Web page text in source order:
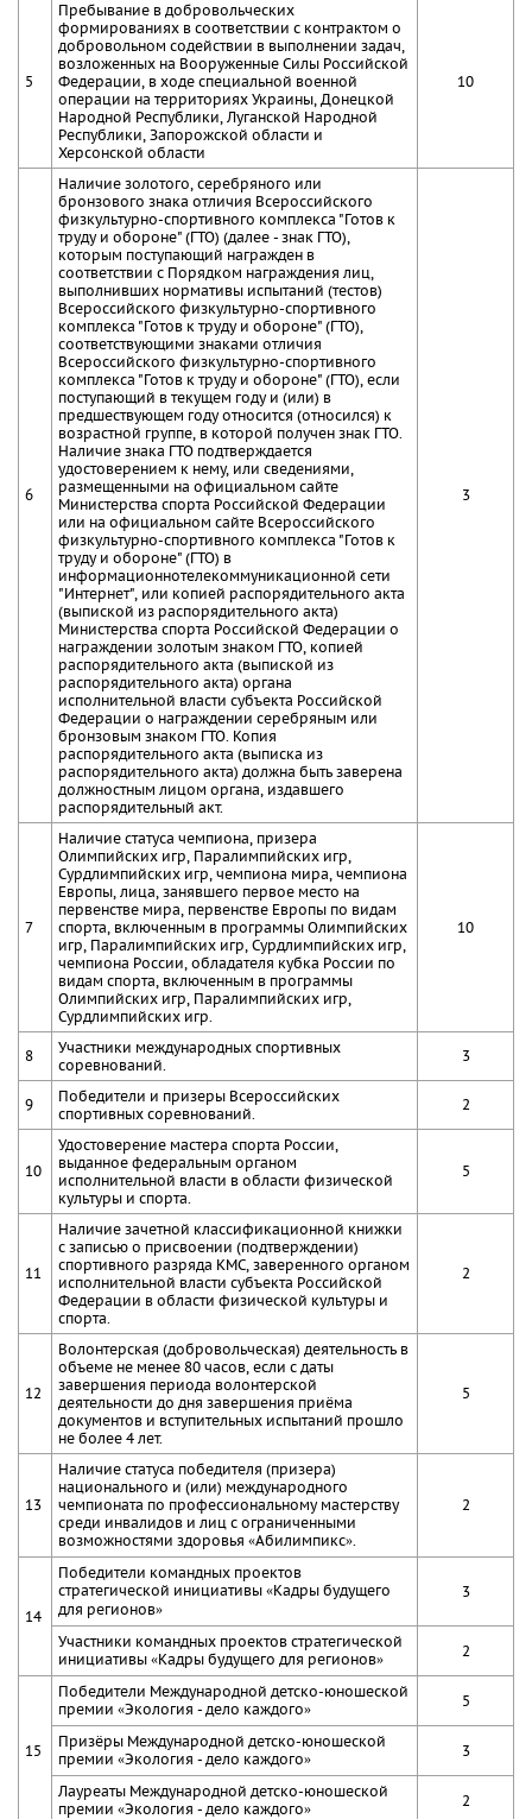
5
Пребывание в добровольческих
формированиях в соответствии с контрактом о
добровольном содействии в выполнении задач,
возложенных на Вооруженные Силы Российской
Федерации, в ходе специальной военной
операции на территориях Украины, Донецкой
Народной Республики, Луганской Народной
Республики, Запорожской области и
Херсонской области
10
6
Наличие золотого, серебряного или
бронзового знака отличия Всероссийского
физкультурно-спортивного комплекса "Готов к
труду и обороне" (ГТО) (далее - знак ГТО),
которым поступающий награжден в
соответствии с Порядком награждения лиц,
выполнивших нормативы испытаний (тестов)
Всероссийского физкультурно-спортивного
комплекса "Готов к труду и обороне" (ГТО),
соответствующими знаками отличия
Всероссийского физкультурно-спортивного
комплекса "Готов к труду и обороне" (ГТО), если
поступающий в текущем году и (или) в
предшествующем году относится (относился) к
возрастной группе, в которой получен знак ГТО.
Наличие знака ГТО подтверждается
удостоверением к нему, или сведениями,
размещенными на официальном сайте
Министерства спорта Российской Федерации
или на официальном сайте Всероссийского
физкультурно-спортивного комплекса "Готов к
труду и обороне" (ГТО) в
информационнотелекоммуникационной сети
"Интернет", или копией распорядительного акта
(выпиской из распорядительного акта)
Министерства спорта Российской Федерации о
награждении золотым знаком ГТО, копией
распорядительного акта (выпиской из
распорядительного акта) органа
исполнительной власти субъекта Российской
Федерации о награждении серебряным или
бронзовым знаком ГТО. Копия
распорядительного акта (выписка из
распорядительного акта) должна быть заверена
должностным лицом органа, издавшего
распорядительный акт.
3
7
Наличие статуса чемпиона, призера
Олимпийских игр, Паралимпийских игр,
Сурдлимпийских игр, чемпиона мира, чемпиона
Европы, лица, занявшего первое место на
первенстве мира, первенстве Европы по видам
спорта, включенным в программы Олимпийских
игр, Паралимпийских игр, Сурдлимпийских игр,
чемпиона России, обладателя кубка России по
видам спорта, включенным в программы
Олимпийских игр, Паралимпийских игр,
Сурдлимпийских игр.
10
8
Участники международных спортивных
соревнований.
3
9
Победители и призеры Всероссийских
спортивных соревнований.
2
10
Удостоверение мастера спорта России,
выданное федеральным органом
исполнительной власти в области физической
культуры и спорта.
5
11
Наличие зачетной классификационной книжки
с записью о присвоении (подтверждении)
спортивного разряда КМС, заверенного органом
исполнительной власти субъекта Российской
Федерации в области физической культуры и
спорта.
2
12
Волонтерская (добровольческая) деятельность в
объеме не менее 80 часов, если с даты
завершения периода волонтерской
деятельности до дня завершения приёма
документов и вступительных испытаний прошло
не более 4 лет.
5
13
Наличие статуса победителя (призера)
национального и (или) международного
чемпионата по профессиональному мастерству
среди инвалидов и лиц с ограниченными
возможностями здоровья «Абилимпикс».
2
14
Победители командных проектов
стратегической инициативы «Кадры будущего
для регионов»
3
Участники командных проектов стратегической
инициативы «Кадры будущего для регионов»
2
15
Победители Международной детско-юношеской
премии «Экология - дело каждого»
5
Призёры Международной детско-юношеской
премии «Экология - дело каждого»
3
Лауреаты Международной детско-юношеской
премии «Экология - дело каждого»
2